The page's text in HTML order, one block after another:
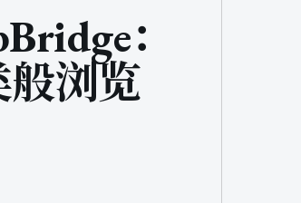
：
浏览